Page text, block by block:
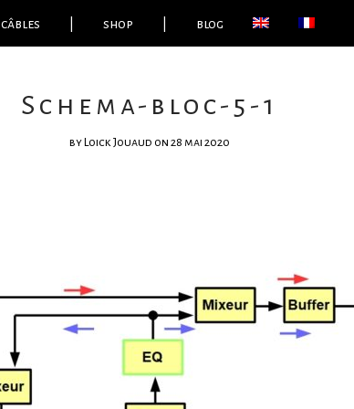
câbles shop blog
Schema-bloc-5-1
by Loick Jouaud on 28 mai 2020